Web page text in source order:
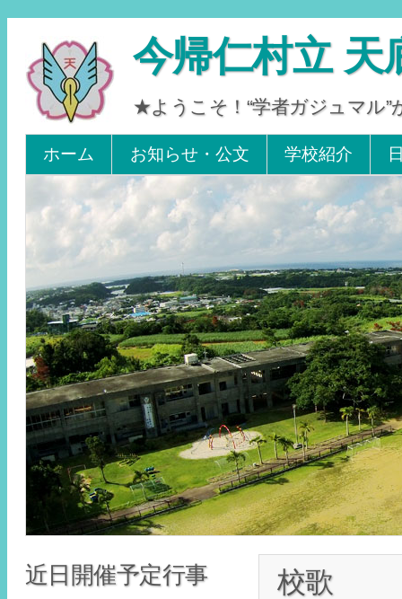
今帰仁村立 天
★ようこそ！“学者ガジュマル
Tel 0980-56-2405. Fax 0980-56-2242
ホーム お知らせ・公文 学校紹介
校歌
近日開催予定行事